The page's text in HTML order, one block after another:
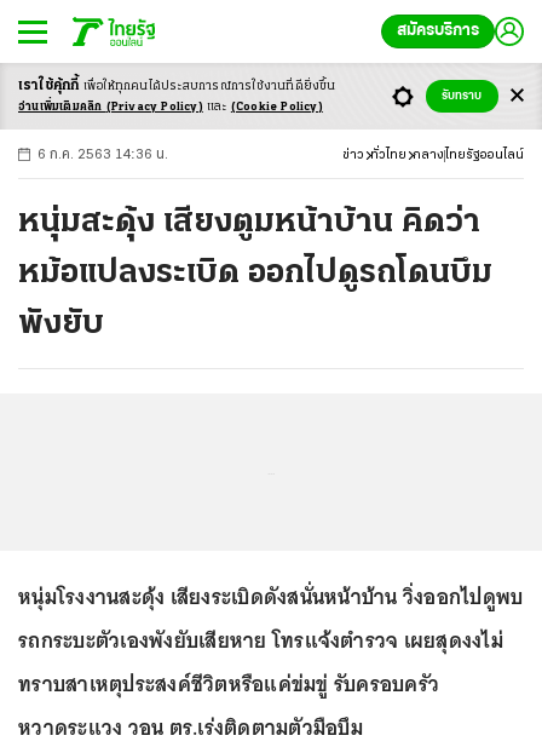
สมัครบริการ
-ก ก ก+
6 ก.ค. 2563 14:36 น. ข่าว ทั่วไทย กลาง ไทยรัฐออนไลน์
หนุ่มสะดุ้ง เสียงตูมหน้าบ้าน คิดว่า
หม้อแปลงระเบิด ออกไปดูรถโดนบึม
พังยับ
หนุ่มโรงงานสะดุ้ง เสียงระเบิดดังสนั่นหน้าบ้าน วิ่งออกไปดูพบ
รถกระบะตัวเองพังยับเสียหาย โทรแจ้งตำรวจ เผยสุดงงไม่
ทราบสาเหตุประสงค์ชีวิตหรือแค่ข่มขู่ รับครอบครัว
หวาดระแวง วอน ตร.เร่งติดตามตัวมือบึม
เราใช้คุ้กกี้ เพื่อให้ทุกคนได้ประสบการณ์การใช้งานที่ดียิ่งขึ้น
อ่านเพิ่มเติมคลิก (Privacy Policy) และ (Cookie Policy)
รับทราบ